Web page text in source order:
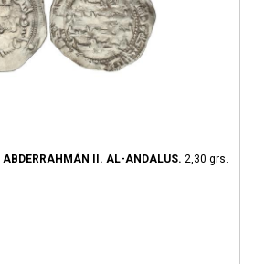
ABDERRAHMÁN II. AL-ANDALUS. 2,30 grs.